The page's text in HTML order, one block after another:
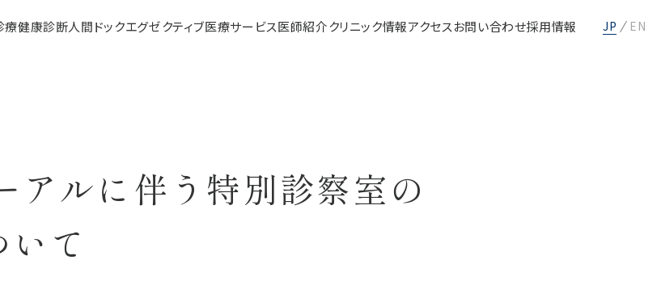
療健康診断人間ドックエグゼクティブ医療サービス医師紹介クリニック情報アクセスお問い合わせ採用情報 JP EN
ルに伴う特別診察室の
て